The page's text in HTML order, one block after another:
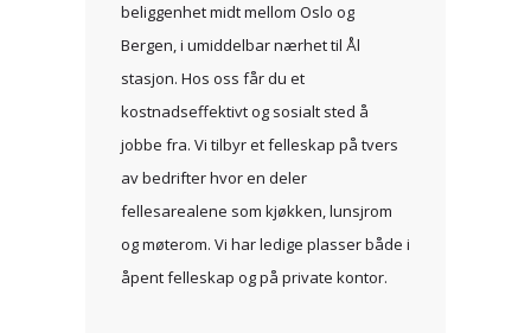
beliggenhet midt mellom Oslo og
Bergen, i umiddelbar nærhet til Ål
stasjon. Hos oss får du et
kostnadseffektivt og sosialt sted å
jobbe fra. Vi tilbyr et felleskap på tvers
av bedrifter hvor en deler
fellesarealene som kjøkken, lunsjrom
og møterom. Vi har ledige plasser både i
åpent felleskap og på private kontor.